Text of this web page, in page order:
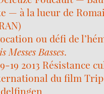
— à la lueur de
ou défi de
Messes Basses.
19 2013 Résistance
du film